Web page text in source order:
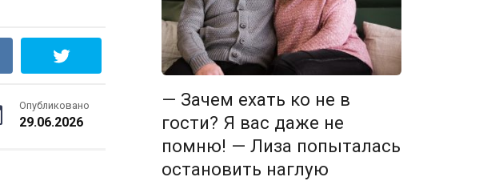
Опубликовано
29.06.2026
— Зачем ехать ко не в
гости? Я вас даже не
помню! — Лиза попыталась
остановить наглую